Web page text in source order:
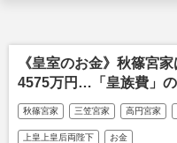
《皇室のお金》秋篠宮
4575万円…「皇族費」
秋篠宮家 三笠宮家 高円宮家
上皇上皇后両陛下 お金